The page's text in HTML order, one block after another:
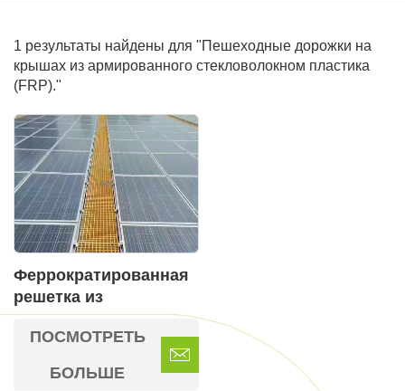
1 результаты найдены для "Пешеходные дорожки на
крышах из армированного стекловолокном пластика
(FRP)."
Феррократированная
решетка из
стекловолокна для
крепления солнечных
ПОСМОТРЕТЬ
БОЛЬШЕ